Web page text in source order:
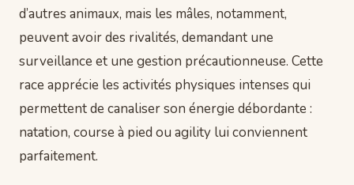
d’autres animaux, mais les mâles, notamment,
peuvent avoir des rivalités, demandant une
surveillance et une gestion précautionneuse. Cette
race apprécie les activités physiques intenses qui
permettent de canaliser son énergie débordante :
natation, course à pied ou agility lui conviennent
parfaitement.